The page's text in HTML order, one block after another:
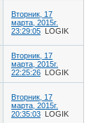
Вторник, 17
марта, 2015г.
23:29:05 LOGIK
Вторник, 17
марта, 2015г.
22:25:26 LOGIK
Вторник, 17
марта, 2015г.
20:35:03 LOGIK